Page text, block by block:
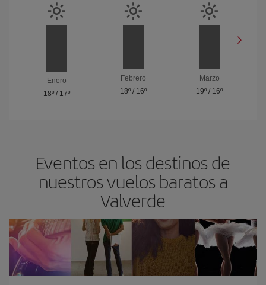
Enero
18º/ 17º
Febrero
18º/ 16º
Marzo
19º / 16º
Eventos en los destinos de
nuestros vuelos baratos a
Valverde